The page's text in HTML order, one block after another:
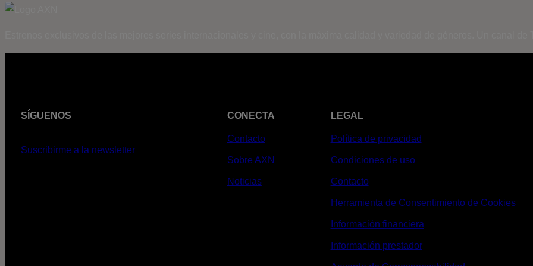
SÍGUENOS
Suscribirme a la newsletter
CONECTA
Contacto
Sobre AXN
Noticias
LEGAL
Política de privacidad
Condiciones de uso
Contacto
Herramienta de Consentimiento de Cookies
Información financiera
Información prestador